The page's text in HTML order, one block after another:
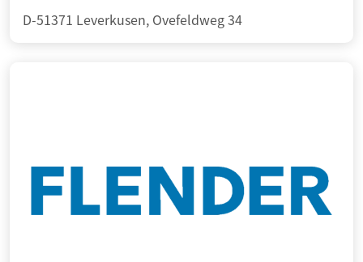
D-51371 Leverkusen, Ovefeldweg 34